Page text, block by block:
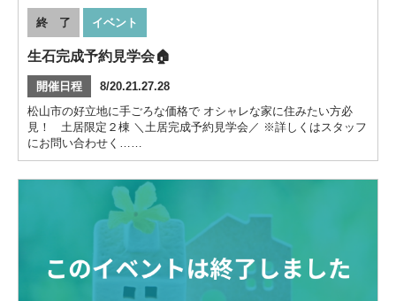
終 了 イベント
生石完成予約見学会🏠
開催日程
8/20.21.27.28
松山市の好立地に手ごろな価格で オシャレな家に住みたい方必
見！ 土居限定２棟 ＼土居完成予約見学会／ ※詳しくはスタッフ
にお問い合わせく……